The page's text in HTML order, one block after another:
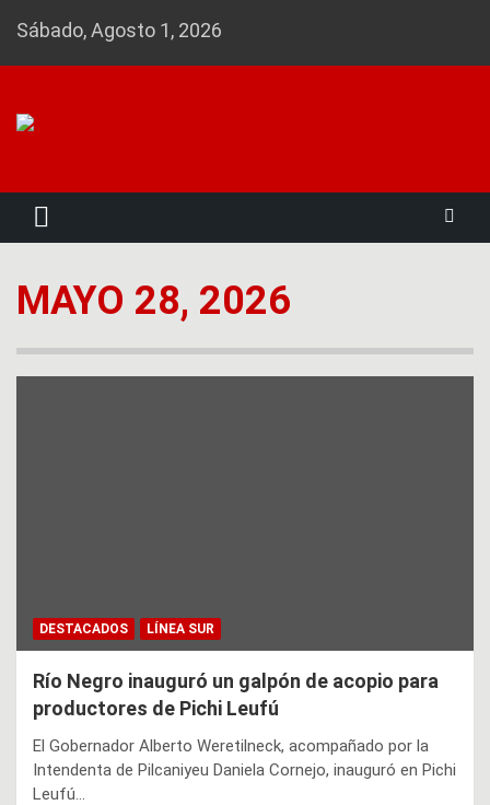
Sábado, Agosto 1, 2026
MAYO 28, 2026
DESTACADOS LÍNEA SUR
Río Negro inauguró un galpón de acopio para
productores de Pichi Leufú
El Gobernador Alberto Weretilneck, acompañado por la
Intendenta de Pilcaniyeu Daniela Cornejo, inauguró en Pichi
Leufú…